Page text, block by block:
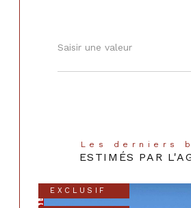
Saisir une valeur
Les derniers
ESTIMÉS PAR
EXCLUSIF